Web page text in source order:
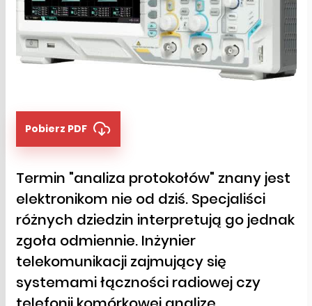
Pobierz PDF
Termin "analiza protokołów" znany jest
elektronikom nie od dziś. Specjaliści
różnych dziedzin interpretują go jednak
zgoła odmiennie. Inżynier
telekomunikacji zajmujący się
systemami łączności radiowej czy